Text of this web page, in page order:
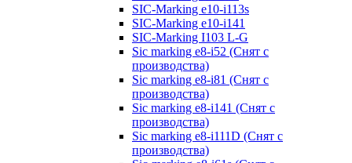
SIC-Marking e10-i113s
SIC-Marking e10-i141
SIC-Marking I103 L-G
Sic marking e8-i52 (Снят с
производства)
Sic marking e8-i81 (Снят с
производства)
Sic marking e8-i141 (Снят с
производства)
Sic marking e8-i111D (Снят с
производства)